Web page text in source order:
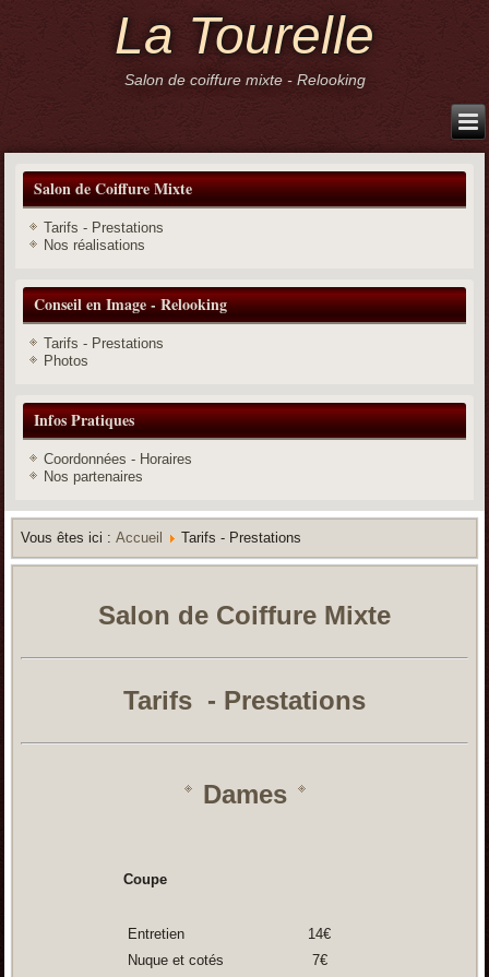
La Tourelle
Salon de coiffure mixte - Relooking
Salon de Coiffure Mixte
Tarifs - Prestations
Nos réalisations
Conseil en Image - Relooking
Tarifs - Prestations
Photos
Infos Pratiques
Coordonnées - Horaires
Nos partenaires
Vous êtes ici :Accueil Tarifs - Prestations
Salon de Coiffure Mixte
Tarifs - Prestations
Dames
Coupe
Entretien
14€
Nuque et cotés
7€